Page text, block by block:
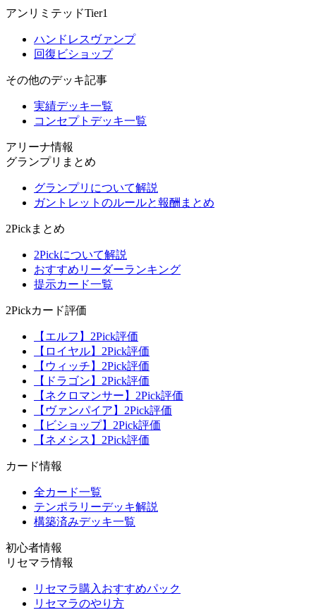
アンリミテッドTier1
ハンドレスヴァンプ
回復ビショップ
その他のデッキ記事
実績デッキ一覧
コンセプトデッキ一覧
アリーナ情報
グランプリまとめ
グランプリについて解説
ガントレットのルールと報酬まとめ
2Pickまとめ
2Pickについて解説
おすすめリーダーランキング
提示カード一覧
2Pickカード評価
【エルフ】2Pick評価
【ロイヤル】2Pick評価
【ウィッチ】2Pick評価
【ドラゴン】2Pick評価
【ネクロマンサー】2Pick評価
【ヴァンパイア】2Pick評価
【ビショップ】2Pick評価
【ネメシス】2Pick評価
カード情報
全カード一覧
テンポラリーデッキ解説
構築済みデッキ一覧
初心者情報
リセマラ情報
リセマラ購入おすすめパック
リセマラのやり方